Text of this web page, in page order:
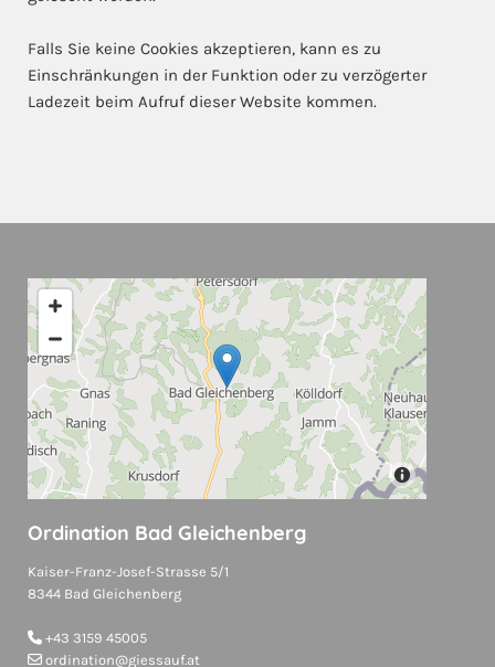
Falls Sie keine Cookies akzeptieren, kann es zu
Einschränkungen in der Funktion oder zu verzögerter
Ladezeit beim Aufruf dieser Website kommen.
Ordination Bad Gleichenberg
Kaiser-Franz-Josef-Strasse 5/1
8344 Bad Gleichenberg
 +43 3159 45005
 ordination@giessauf.at